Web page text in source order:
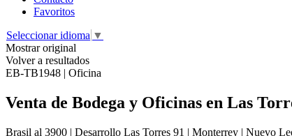
Favoritos
Seleccionar idioma ▼
Mostrar original
Volver a resultados
EB-TB1948 | Oficina
Venta de Bodega y Oficinas en Las
Brasil al 3900 | Desarrollo Las Torres 91 | Monterrey | Nuevo